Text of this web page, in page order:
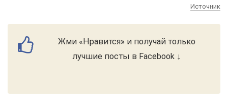
Источник
Жми «Нравится» и получай только
лучшие посты в Facebook ↓